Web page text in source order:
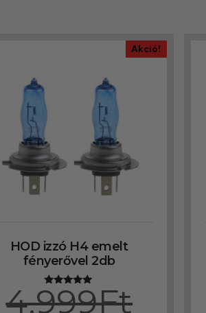
Akció!
HOD izzó H4 emelt
fényerővel 2db
Értékelés:
5.00
/ 5
4.999Ft